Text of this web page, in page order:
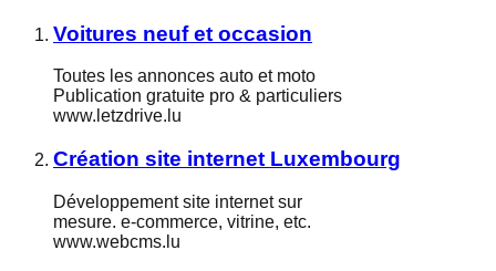
Voitures neuf et occasion
Toutes les annonces auto et moto
Publication gratuite pro & particuliers
www.letzdrive.lu
Création site internet Luxembourg
Développement site internet sur
mesure. e-commerce, vitrine, etc.
www.webcms.lu